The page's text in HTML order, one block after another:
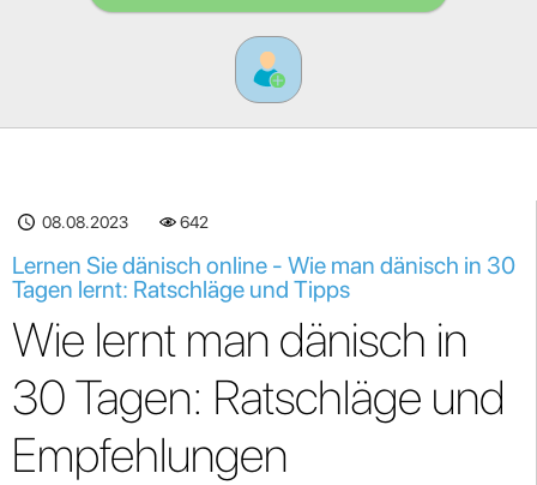
08.08.2023 642
Lernen Sie dänisch online - Wie man dänisch in 30
Tagen lernt: Ratschläge und Tipps
Wie lernt man dänisch in
30 Tagen: Ratschläge und
Empfehlungen